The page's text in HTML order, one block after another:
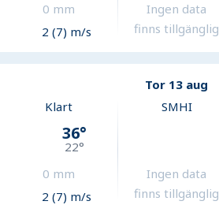
0 mm
2 (7) m/s
Ingen data
finns tillgänglig
Tor 13 aug
Klart
36°
22°
0 mm
2 (7) m/s
SMHI
Ingen data
finns tillgänglig